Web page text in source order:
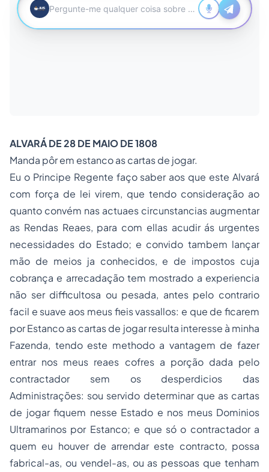
ALVARÁ DE 28 DE MAIO DE 1808
Manda pôr em estanco as cartas de jogar.
Eu o Principe Regente faço saber aos que este Alvará
com força de lei virem, que tendo consideração ao
quanto convém nas actuaes circunstancias augmentar
as Rendas Reaes, para com ellas acudir ás urgentes
necessidades do Estado; e convido tambem lançar
mão de meios ja conhecidos, e de impostos cuja
cobrança e arrecadação tem mostrado a experiencia
não ser difficultosa ou pesada, antes pelo contrario
facil e suave aos meus fieis vassallos: e que de ficarem
por Estanco as cartas de jogar resulta interesse à minha
Fazenda, tendo este methodo a vantagem de fazer
entrar nos meus reaes cofres a porção dada pelo
contractador sem os desperdicios das
Administrações: sou servido determinar que as cartas
de jogar fiquem nesse Estado e nos meus Dominios
Ultramarinos por Estanco; e que só o contractador a
quem eu houver de arrendar este contracto, possa
fabrical-as, ou vendel-as, ou as pessoas que tenham